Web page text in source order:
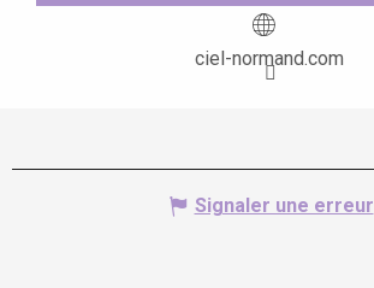
ciel-normand.com
Signaler une erreur